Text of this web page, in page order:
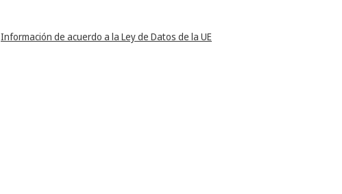
Información de acuerdo a la Ley de Datos de la UE